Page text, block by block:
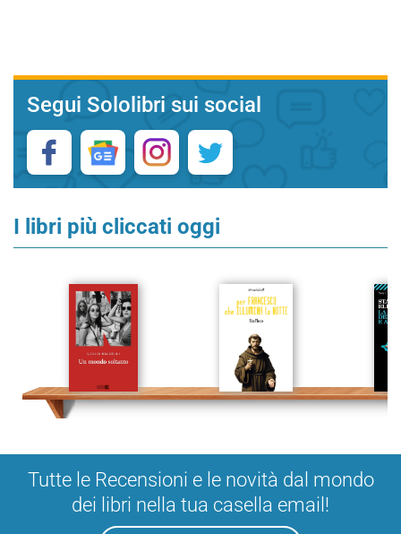
Segui Sololibri sui social
I libri più cliccati oggi
Tutte le Recensioni e le novità dal mondo
dei libri nella tua casella email!